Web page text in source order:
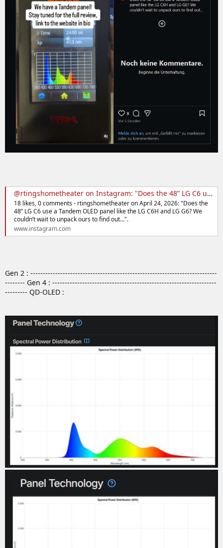
@rtingshometheater on Instagram: "Does the 48” LG C6 use a Tandem OLED panel like the LG C6H and LG G6? We couldn’t wait to unpack ours to find out…"
18 likes, 0 comments - rtingshometheater on April 24, 2026: "Does the
48” LG C6 use a Tandem OLED panel like the LG C6H and LG G6? We
couldn’t wait to unpack ours to find out…".
www.instagram.com
Gen 2 : ---------------------------------------------------------------------------
-------- Gen 4 : ------------------------------------------------------------------
--------- QD-OLED :